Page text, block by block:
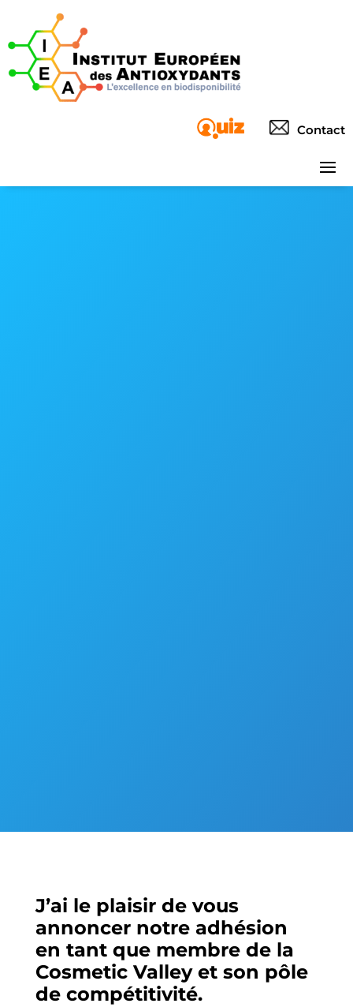
Contact
J’ai le plaisir de vous
annoncer notre adhésion
en tant que membre de la
Cosmetic Valley et son pôle
de compétitivité.